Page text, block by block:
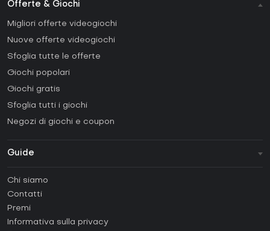
Offerte & Giochi
Migliori offerte videogiochi
Nuove offerte videogiochi
Sfoglia tutte le offerte
Giochi popolari
Giochi gratis
Sfoglia tutti i giochi
Negozi di giochi e coupon
Guide
Come attivare una Steam CD Key?
Come attivare una Epic Games CD Key?
Chi siamo
Contatti
Premi
Informativa sulla privacy